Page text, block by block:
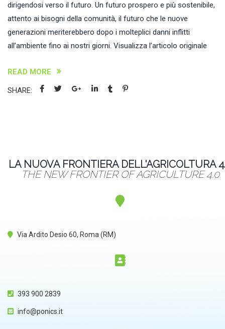
dirigendosi verso il futuro. Un futuro prospero e più sostenibile,
attento ai bisogni della comunità, il futuro che le nuove
generazioni meriterebbero dopo i molteplici danni inflitti
all’ambiente fino ai nostri giorni. Visualizza l’articolo originale
READ MORE
SHARE:
LA NUOVA FRONTIERA DELL'AGRICOLTURA
THE NEW FRONTIER OF AGRICULTURE 4.0
Via Ardito Desio 60, Roma (RM)
393 900 2839
info@ponics.it